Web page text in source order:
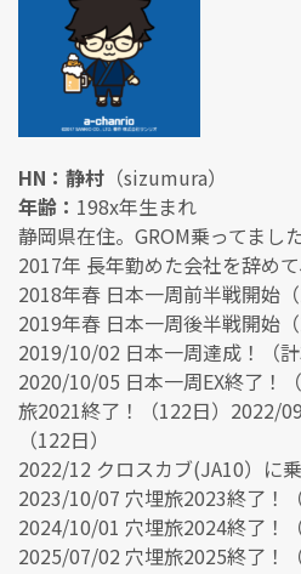
HN：静村 （sizumura）
年齢： 198x年生まれ
静岡県在住。GROM乗ってまし
2017年 長年勤めた会社を辞めて
2018年春 日本一周前半戦開始（
2019年春 日本一周後半戦開始（
2019/10/02 日本一周達成！（計
2020/10/05 日本一周EX終了！
旅2021終了！（122日）2022/
（122日）
2022/12 クロスカブ(JA10）に乗
2023/10/07 穴埋旅2023終了！（
2024/10/01 穴埋旅2024終了！（
2025/07/02 穴埋旅2025終了！（